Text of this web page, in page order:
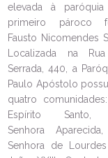
elevada à
primeiro pároco
Fausto Nicomendes
Localizada na
Serrada, 440, a
Paulo Apóstolo
quatro
Espírito Santo,
Senhora
Senhora de